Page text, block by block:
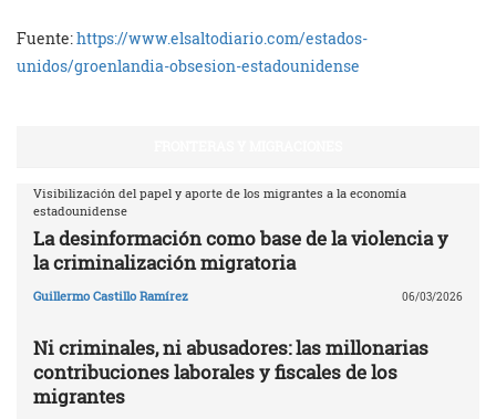
Fuente:https://www.elsaltodiario.com/estados-
unidos/groenlandia-obsesion-estadounidense
Visibilización del papel y aporte de los migrantes a la economía
estadounidense
La desinformación como base de la violencia y
la criminalización migratoria
Guillermo Castillo Ramírez 06/03/2026
Ni criminales, ni abusadores: las millonarias
contribuciones laborales y fiscales de los
migrantes